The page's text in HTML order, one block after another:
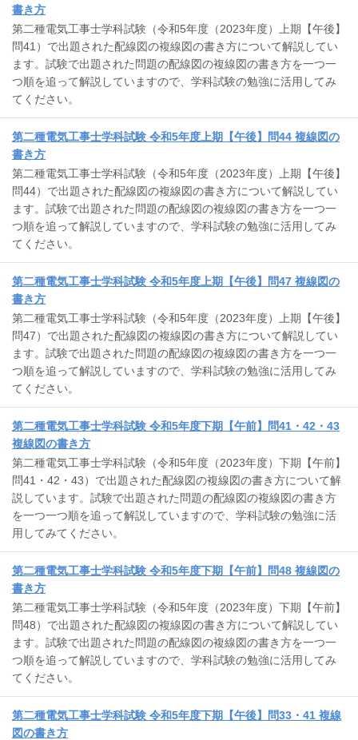
書き方
第二種電気工事士学科試験（令和5年度（2023年度）上期【午後】
問41）で出題された配線図の複線図の書き方について解説してい
ます。試験で出題された問題の配線図の複線図の書き方を一つ一
つ順を追って解説していますので、学科試験の勉強に活用してみ
てください。
第二種電気工事士学科試験 令和5年度上期【午後】問44 複線図の
書き方
第二種電気工事士学科試験（令和5年度（2023年度）上期【午後】
問44）で出題された配線図の複線図の書き方について解説してい
ます。試験で出題された問題の配線図の複線図の書き方を一つ一
つ順を追って解説していますので、学科試験の勉強に活用してみ
てください。
第二種電気工事士学科試験 令和5年度上期【午後】問47 複線図の
書き方
第二種電気工事士学科試験（令和5年度（2023年度）上期【午後】
問47）で出題された配線図の複線図の書き方について解説してい
ます。試験で出題された問題の配線図の複線図の書き方を一つ一
つ順を追って解説していますので、学科試験の勉強に活用してみ
てください。
第二種電気工事士学科試験 令和5年度下期【午前】問41・42・43
複線図の書き方
第二種電気工事士学科試験（令和5年度（2023年度）下期【午前】
問41・42・43）で出題された配線図の複線図の書き方について解
説しています。試験で出題された問題の配線図の複線図の書き方
を一つ一つ順を追って解説していますので、学科試験の勉強に活
用してみてください。
第二種電気工事士学科試験 令和5年度下期【午前】問48 複線図の
書き方
第二種電気工事士学科試験（令和5年度（2023年度）下期【午前】
問48）で出題された配線図の複線図の書き方について解説してい
ます。試験で出題された問題の配線図の複線図の書き方を一つ一
つ順を追って解説していますので、学科試験の勉強に活用してみ
てください。
第二種電気工事士学科試験 令和5年度下期【午後】問33・41 複線
図の書き方